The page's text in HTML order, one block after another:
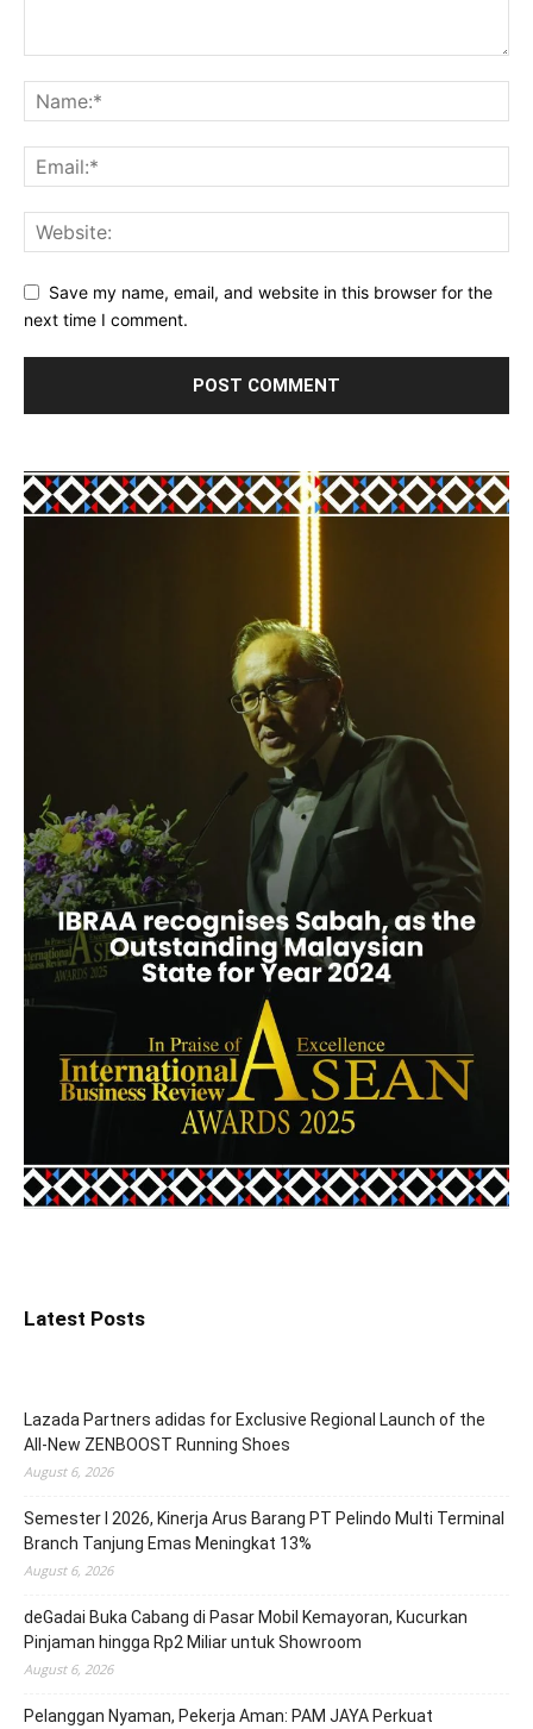
Save my name, email, and website in this browser for the
next time I comment.
Latest Posts
Lazada Partners adidas for Exclusive Regional Launch of the
All-New ZENBOOST Running Shoes
August 6, 2026
Semester I 2026, Kinerja Arus Barang PT Pelindo Multi Terminal
Branch Tanjung Emas Meningkat 13%
August 6, 2026
deGadai Buka Cabang di Pasar Mobil Kemayoran, Kucurkan
Pinjaman hingga Rp2 Miliar untuk Showroom
August 6, 2026
Pelanggan Nyaman, Pekerja Aman: PAM JAYA Perkuat